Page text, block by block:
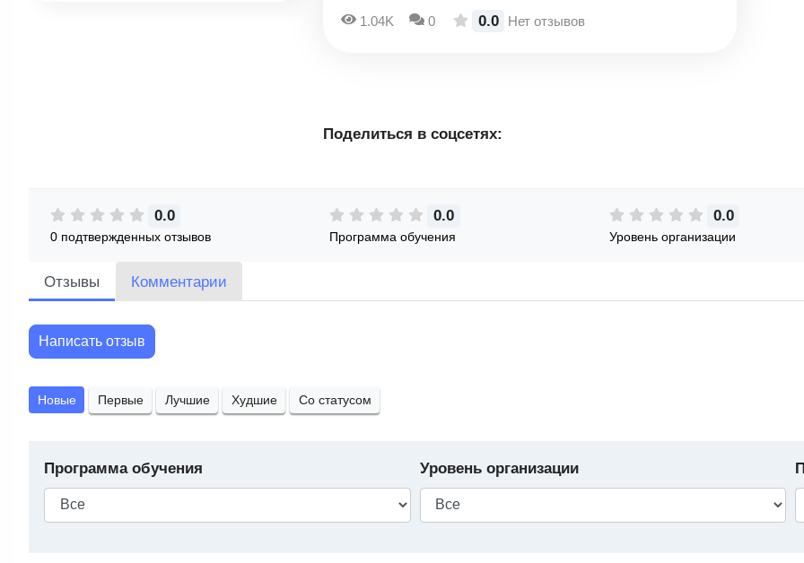
1.04K 0 0.0 Нет отзывов
Поделиться в соцсетях:
0.0
0 подтвержденных отзывов
0.0
Программа обучения
0.0
Уровень организации
Отзывы Комментарии
Написать отзыв
Новые Первые Лучшие Худшие Со статусом
Программа обучения Уровень организации